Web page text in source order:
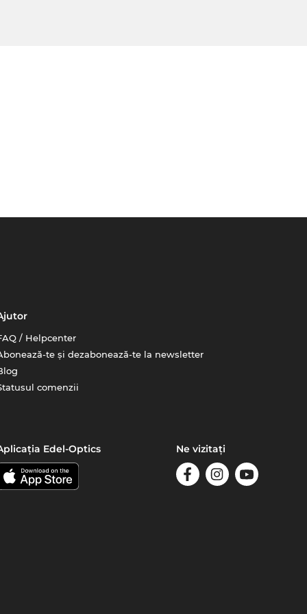
/ Helpcenter
te și dezabonează-te la newsletter
comenzii
Edel-Optics Ne vizitați